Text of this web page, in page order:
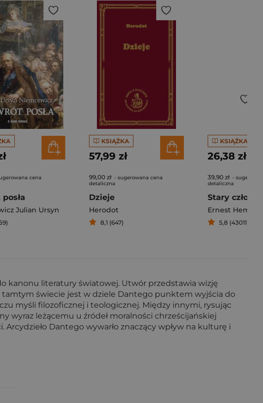
cena
Julian Ursyn
KSIĄŻKA
57,99 zł
99,00 zł - sugerowana cena
detaliczna
Dzieje
Herodot
8,1 (647)
KSIĄŻKA
26,38 zł
39,90 zł -
detaliczna
Stary
Ernest
5,8 (43011)
kanonu literatury światowej. Utwór przedstawia wizję
tamtym świecie jest w dziele Dantego punktem wyjścia do
myśli filozoficznej i teologicznej. Między innymi, rysując
wyraz leżącemu u źródeł moralności chrześcijańskiej
Dantego wywarło znaczący wpływ na kulturę i